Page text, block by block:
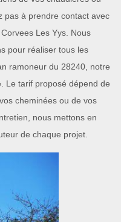
pas à prendre contact avec
Les Yys. Nous
pour réaliser tous les
ramoneur du 28240, notre
Le tarif proposé dépend de
cheminées ou de vos
nous mettons en
de chaque projet.